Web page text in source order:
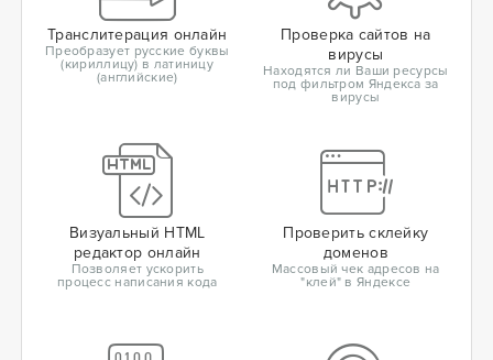
Транслитерация онлайн
Преобразует русские буквы
(кириллицу) в латиницу
(английские)
Проверка сайтов на
вирусы
Находятся ли Ваши ресурсы
под фильтром Яндекса за
вирусы
Визуальный HTML
редактор онлайн
Позволяет ускорить
процесс написания кода
Проверить склейку
доменов
Массовый чек адресов на
"клей" в Яндексе